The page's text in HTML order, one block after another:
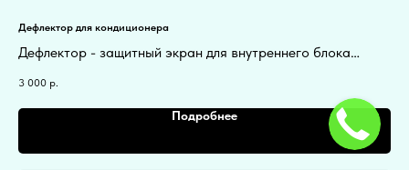
Дефлектор для кондиционера
Дефлектор - защитный экран для внутреннего блока
3 000 р.
Подробнее